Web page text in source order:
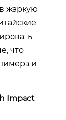
жаркую
что
и
Impact